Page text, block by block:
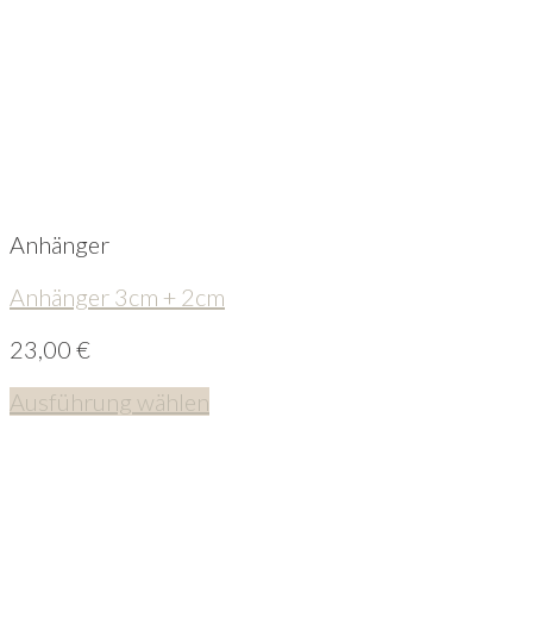
Anhänger
Anhänger 3cm + 2cm
23,00 €
Ausführung wählen